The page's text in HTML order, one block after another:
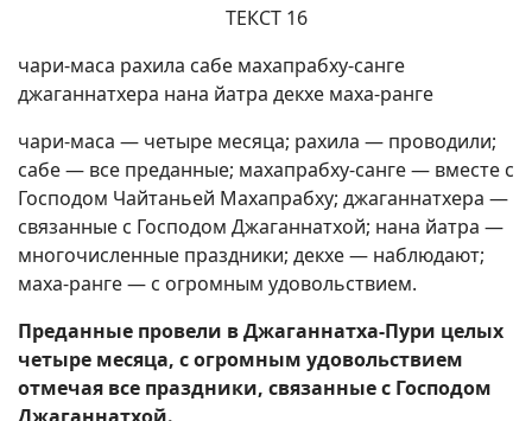
ТЕКСТ 16
чари-маса рахила сабе махапрабху-санге
джаганнатхера нана йатра декхе маха-ранге
чари-маса — четыре месяца; рахила — проводили;
сабе — все преданные; махапрабху-санге — вместе с
Господом Чайтаньей Махапрабху; джаганнатхера —
связанные с Господом Джаганнатхой; нана йатра —
многочисленные праздники; декхе — наблюдают;
маха-ранге — с огромным удовольствием.
Преданные провели в Джаганнатха-Пури целых
четыре месяца, с огромным удовольствием
отмечая все праздники, связанные с Господом